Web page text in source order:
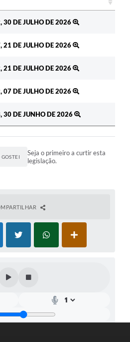
30 DE JULHO DE 2026
21 DE JULHO DE 2026
21 DE JULHO DE 2026
07 DE JULHO DE 2026
30 DE JUNHO DE 2026
Seja o primeiro a curtir esta
legislação.